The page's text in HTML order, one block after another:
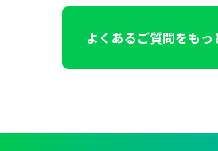
よくあるご質問をもっ